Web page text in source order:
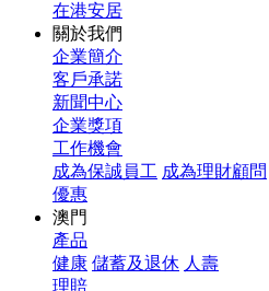
在港安居
關於我們
企業簡介
客戶承諾
新聞中心
企業獎項
工作機會
成為保誠員工 成為理財顧問
優惠
澳門
產品
健康 儲蓄及退休 人壽
理賠